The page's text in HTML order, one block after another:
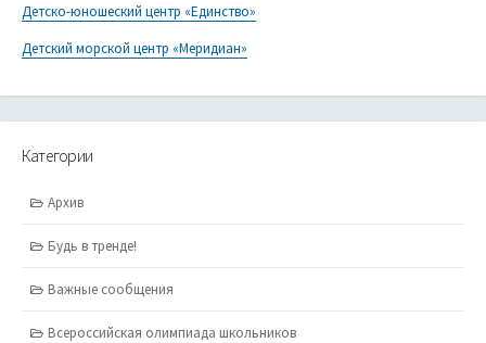
Детско-юношеский центр «Единство»
Детский морской центр «Меридиан»
Категории
Архив
Будь в тренде!
Важные сообщения
Всероссийская олимпиада школьников